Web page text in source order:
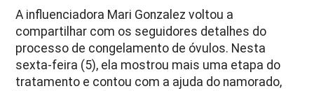
A influenciadora Mari Gonzalez voltou a
compartilhar com os seguidores detalhes do
processo de congelamento de óvulos. Nesta
sexta-feira (5), ela mostrou mais uma etapa do
tratamento e contou com a ajuda do namorado,